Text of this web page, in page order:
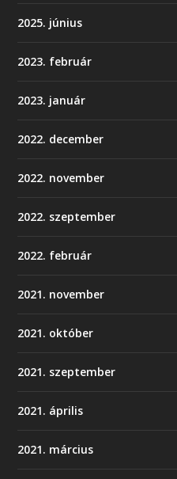
2025. június
2023. február
2023. január
2022. december
2022. november
2022. szeptember
2022. február
2021. november
2021. október
2021. szeptember
2021. április
2021. március